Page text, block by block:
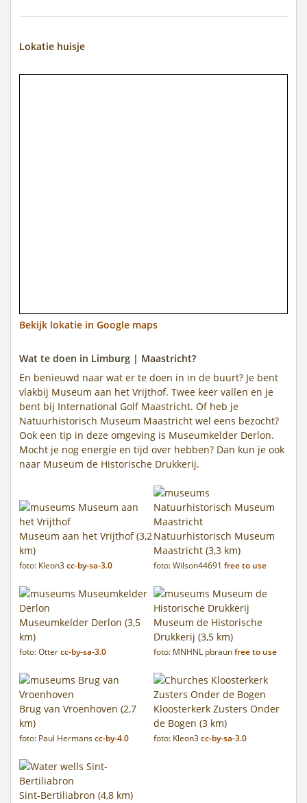
Lokatie huisje
Bekijk lokatie in Google maps
Wat te doen in Limburg | Maastricht?
En benieuwd naar wat er te doen in in de buurt? Je bent
vlakbij Museum aan het Vrijthof. Twee keer vallen en je
bent bij International Golf Maastricht. Of heb je
Natuurhistorisch Museum Maastricht wel eens bezocht?
Ook een tip in deze omgeving is Museumkelder Derlon.
Mocht je nog energie en tijd over hebben? Dan kun je ook
naar Museum de Historische Drukkerij.
Museum aan het Vrijthof (3,2
km)
foto: Kleon3cc-by-sa-3.0
Natuurhistorisch Museum
Maastricht (3,3 km)
foto: Wilson44691 free to use
Museumkelder Derlon (3,5
km)
foto: Ottercc-by-sa-3.0
Museum de Historische
Drukkerij (3,5 km)
foto: MNHNL pbraunfree to use
Brug van Vroenhoven (2,7
km)
foto: Paul Hermanscc-by-4.0
Kloosterkerk Zusters Onder
de Bogen (3 km)
foto: Kleon3cc-by-sa-3.0
Sint-Bertiliabron (4,8 km)